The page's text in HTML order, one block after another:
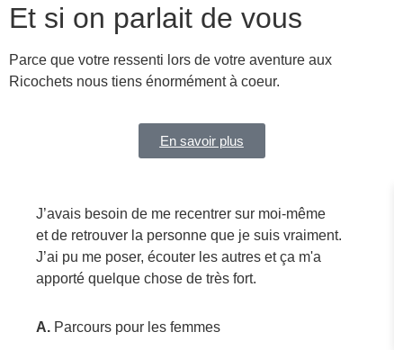
Et si on parlait de vous
Parce que votre ressenti lors de votre aventure aux
Ricochets nous tiens énormément à coeur.
En savoir plus
J’avais besoin de me recentrer sur moi-même
et de retrouver la personne que je suis vraiment.
J’ai pu me poser, écouter les autres et ça m'a
apporté quelque chose de très fort.
A. Parcours pour les femmes